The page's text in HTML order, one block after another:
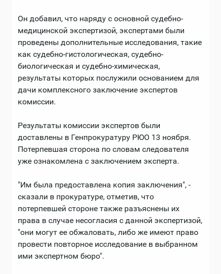
Он добавил, что наряду с основной судебно-
медицинской экспертизой, экспертами были
проведены дополнительные исследования, такие
как судебно-гистологическая, судебно-
биологическая и судебно-химическая,
результаты которых послужили основанием для
дачи комплексного заключение экспертов
комиссии.
Результаты комиссии экспертов были
доставлены в Генпрокуратуру РЮО 13 ноября.
Потерпевшая сторона по словам следователя
уже ознакомлена с заключением эксперта.
"Им была предоставлена копия заключения", -
сказали в прокуратуре, отметив, что
потерпевшей стороне также разъяснены их
права в случае несогласия с данной экспертизой,
"они могут ее обжаловать, либо же имеют право
провести повторное исследование в выбранном
ими экспертном бюро".